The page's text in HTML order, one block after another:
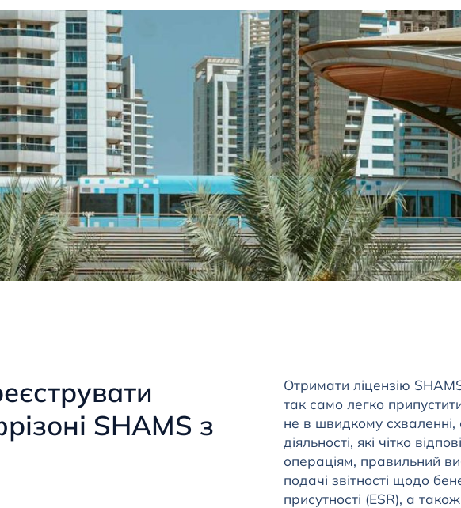
SHAMS з
Отримати ліцензію
так само легко
не в швидкому
діяльності, які чітко
операціям, правильний
подачі звітності щодо
присутності (ESR), а